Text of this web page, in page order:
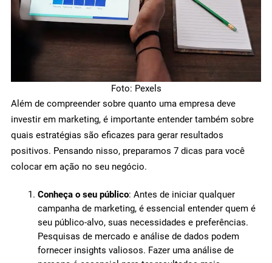
Foto: Pexels
Além de compreender sobre quanto uma empresa deve
investir em marketing, é importante entender também sobre
quais estratégias são eficazes para gerar resultados
positivos. Pensando nisso, preparamos 7 dicas para você
colocar em ação no seu negócio.
Conheça o seu público: Antes de iniciar qualquer
campanha de marketing, é essencial entender quem é
seu público-alvo, suas necessidades e preferências.
Pesquisas de mercado e análise de dados podem
fornecer insights valiosos. Fazer uma análise de